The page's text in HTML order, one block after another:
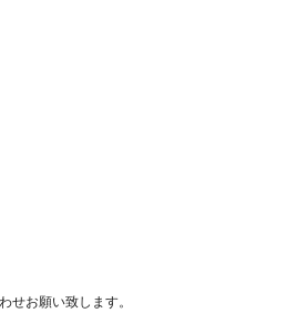
お願い致します。